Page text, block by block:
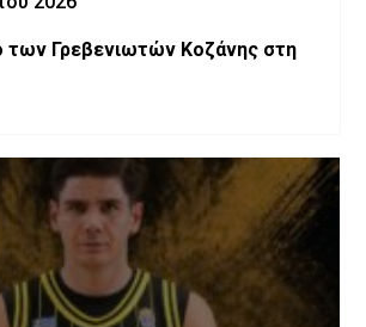
των Γρεβενιωτών Κοζάνης στη